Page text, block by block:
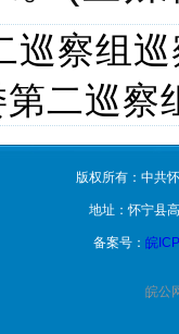
巡察组
二巡察
版权所有：中共
地址：怀宁县
备案号： 皖
皖公